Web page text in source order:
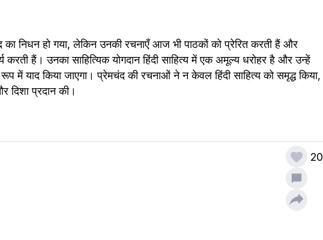
निधन हो गया, लेकिन उनकी रचनाएँ आज भी पाठकों को प्रेरित करती हैं और
करती हैं। उनका साहित्यिक योगदान हिंदी साहित्य में एक अमूल्य धरोहर है और उन्हें
में याद किया जाएगा। प्रेमचंद की रचनाओं ने न केवल हिंदी साहित्य को समृद्ध किया,
दिशा प्रदान की।
20